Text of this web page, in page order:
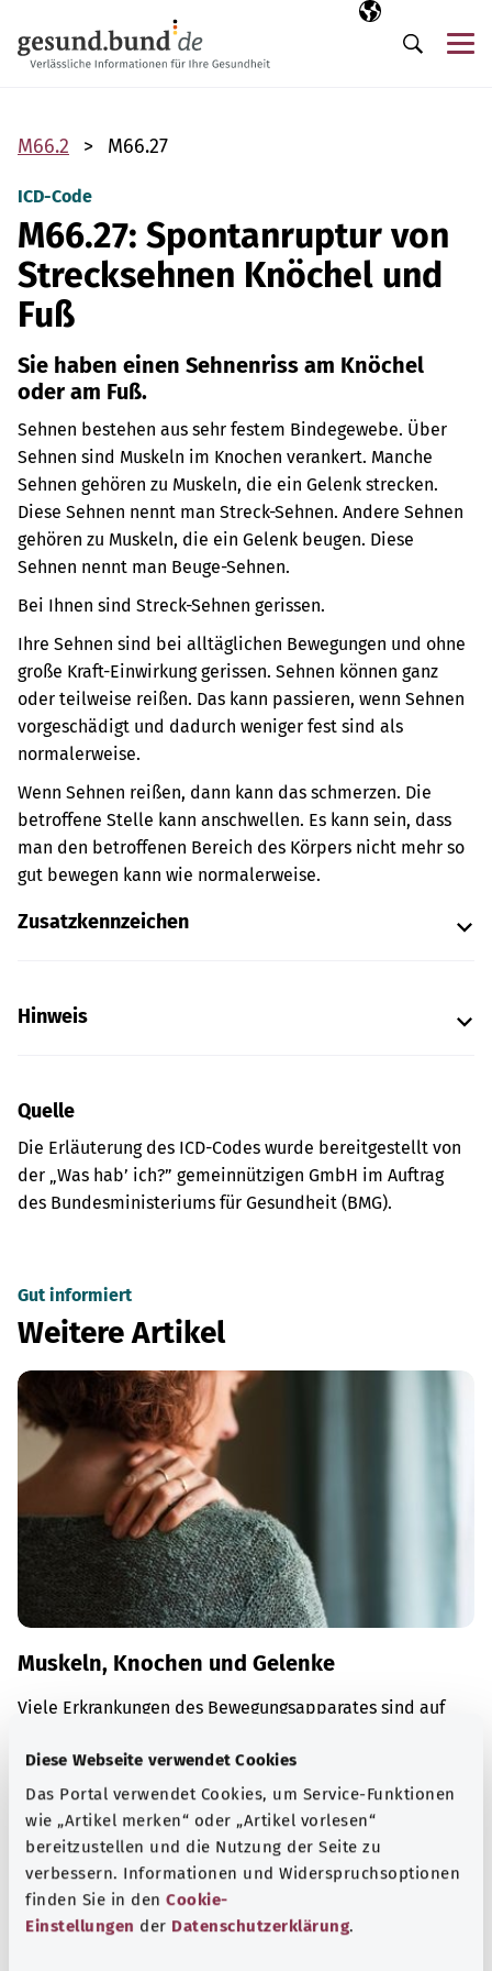
Diese Webseite verwendet Cookies
Das Portal verwendet Cookies, um Service-Funktionen
wie „Artikel merken“ oder „Artikel vorlesen“
bereitzustellen und die Nutzung der Seite zu
verbessern. Informationen und Widerspruchsoptionen
finden Sie in den Cookie-
Einstellungen der Datenschutzerklärung.
Ausgewählte
DE
Suche
M66.2 M66.27
ICD-Code
M66.27: Spontanruptur von
Strecksehnen Knöchel und
Fuß
Sie haben einen Sehnenriss am Knöchel
oder am Fuß.
Sehnen bestehen aus sehr festem Bindegewebe. Über
Sehnen sind Muskeln im Knochen verankert. Manche
Sehnen gehören zu Muskeln, die ein Gelenk strecken.
Diese Sehnen nennt man Streck-Sehnen. Andere Sehnen
gehören zu Muskeln, die ein Gelenk beugen. Diese
Sehnen nennt man Beuge-Sehnen.
Bei Ihnen sind Streck-Sehnen gerissen.
Ihre Sehnen sind bei alltäglichen Bewegungen und ohne
große Kraft-Einwirkung gerissen. Sehnen können ganz
oder teilweise reißen. Das kann passieren, wenn Sehnen
vorgeschädigt und dadurch weniger fest sind als
normalerweise.
Wenn Sehnen reißen, dann kann das schmerzen. Die
betroffene Stelle kann anschwellen. Es kann sein, dass
man den betroffenen Bereich des Körpers nicht mehr so
gut bewegen kann wie normalerweise.
Zusatzkennzeichen
Hinweis
Quelle
Die Erläuterung des ICD-Codes wurde bereitgestellt von
der „Was hab’ ich?” gemeinnützigen GmbH im Auftrag
des Bundesministeriums für Gesundheit (BMG).
Gut informiert
Weitere Artikel
Muskeln, Knochen und Gelenke
Viele Erkrankungen des Bewegungsapparates sind auf
auch auf zu wenig Bewegung und zu viel Sitzen.
Mehr erfahren